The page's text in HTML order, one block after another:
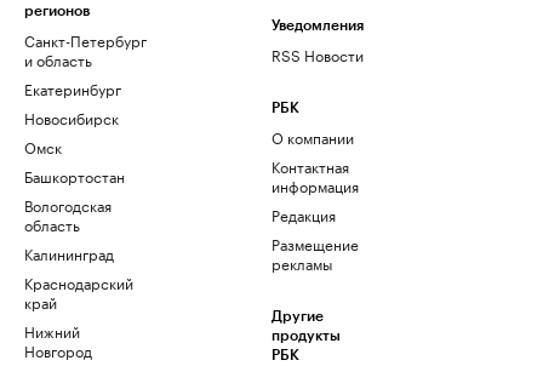
регионов
Санкт-Петербург
и область
Екатеринбург
Новосибирск
Омск
Башкортостан
Вологодская
область
Калининград
Краснодарский
край
Нижний
Новгород
Уведомления
RSS Новости
РБК
О компании
Контактная
информация
Редакция
Размещение
рекламы
Другие
продукты
РБК